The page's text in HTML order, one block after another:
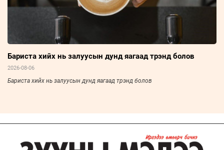
Бариста хийх нь залуусын дунд яагаад трэнд болов
2026-08-06
Бариста хийх нь залуусын дунд яагаад трэнд болов